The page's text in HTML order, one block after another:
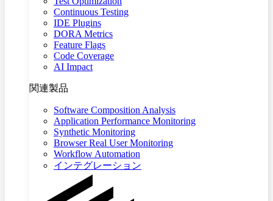
Continuous Testing
IDE Plugins
DORA Metrics
Feature Flags
Code Coverage
AI Impact
関連製品
Software Composition Analysis
Application Performance Monitoring
Synthetic Monitoring
Browser Real User Monitoring
Workflow Automation
インテグレーション